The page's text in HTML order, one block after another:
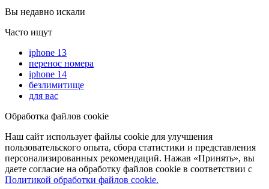
Вы недавно искали
Часто ищут
iphone 13
перенос номера
iphone 14
безлимитище
для вас
Обработка файлов cookie
Наш сайт использует файлы cookie для улучшения
пользовательского опыта, сбора статистики и представления
персонализированных рекомендаций. Нажав «Принять», вы
даете согласие на обработку файлов cookie в соответствии с
Политикой обработки файлов cookie.